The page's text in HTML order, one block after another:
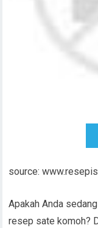
source:
Apakah Anda
resep sate komoh?